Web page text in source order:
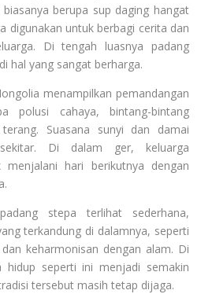
berupa sup daging hangat
digunakan untuk berbagi cerita dan
Di tengah luasnya padang
hal yang sangat berharga.
menampilkan pemandangan
polusi cahaya, bintang-bintang
Suasana sunyi dan damai
Di dalam ger, keluarga
menjalani hari berikutnya dengan
stepa terlihat sederhana,
terkandung di dalamnya, seperti
keharmonisan dengan alam. Di
seperti ini menjadi semakin
tersebut masih tetap dijaga.